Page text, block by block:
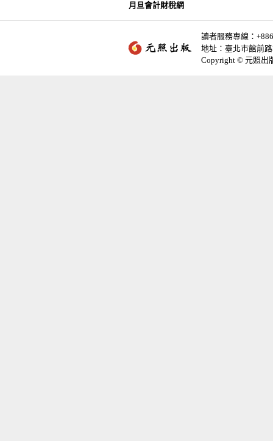
月旦會計財稅網
讀者服務專線：
地址：臺北市館前
Copyright © 元照出